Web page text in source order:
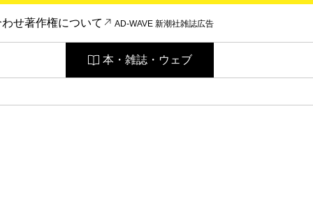
せ著作権について AD-WAVE 新潮社雑誌広告
本・雑誌・ウェブ